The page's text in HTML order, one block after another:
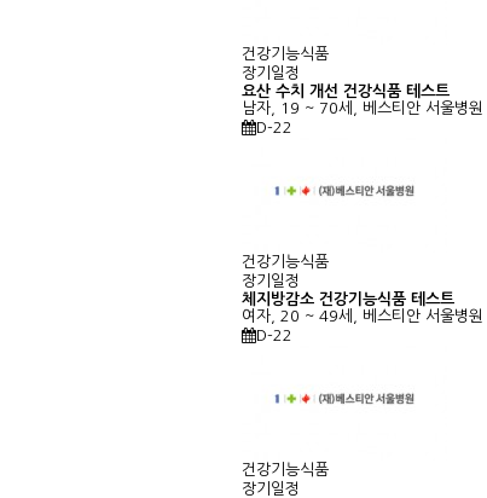
건강기능식품
장기일정
요산 수치 개선 건강식품 테스트
남자, 19 ~ 70세, 베스티안 서울병원
D-22
건강기능식품
장기일정
체지방감소 건강기능식품 테스트
여자, 20 ~ 49세, 베스티안 서울병원
D-22
건강기능식품
장기일정